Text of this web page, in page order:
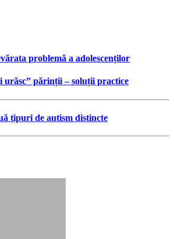
problemă a adolescenților
urăsc” părinții – soluții practice
tipuri de autism distincte